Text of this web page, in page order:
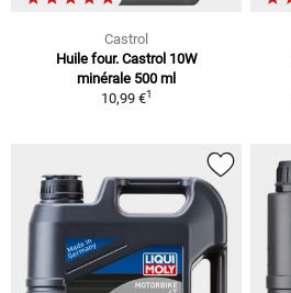
Castrol
Huile four. Castrol 10W
minérale 500 ml
10,99 €1